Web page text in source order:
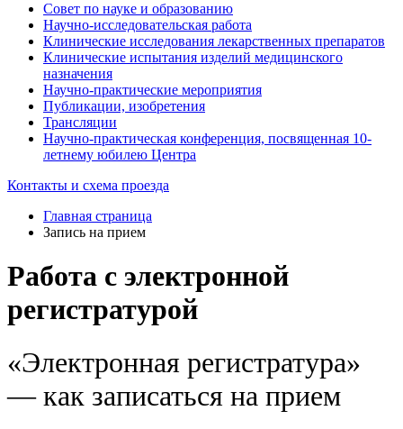
Совет по науке и образованию
Научно-исследовательская работа
Клинические исследования лекарственных препаратов
Клинические испытания изделий медицинского
назначения
Научно-практические мероприятия
Публикации, изобретения
Трансляции
Научно-практическая конференция, посвященная 10-
летнему юбилею Центра
Контакты и схема проезда
Главная страница
Запись на прием
Работа с электронной
регистратурой
«Электронная регистратура»
— как записаться на прием